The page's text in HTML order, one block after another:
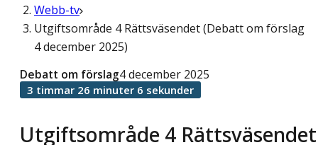
Webb-tv
Utgiftsområde 4 Rättsväsendet (Debatt om förslag
4 december 2025)
Utgiftsområde 4 Rättsväsendet
Debatt om förslag4 december 2025
3 timmar 26 minuter 6 sekunder